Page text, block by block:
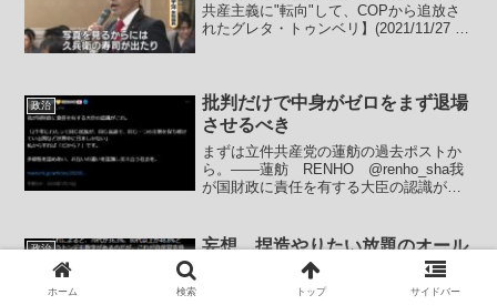
共産主義に"転向"して、COPから追放さ
れたグレタ・トゥンベリ】(2021/11/27 キ
い登...
政治
批判だけで中身がゼロをまず退場
させるべき
まずは立件共産党の蓮舫の過去ポストか
ら。――蓮舫 RENHO @renho_sha我
が国財政に責任を有する大臣の認識がこ
る国など世界中に日本しかない」私から
政治
妄想、捏造やりたい放題のオール
ドメディアこそ処罰制度や規制が
ホーム 検索 トップ サイドバー